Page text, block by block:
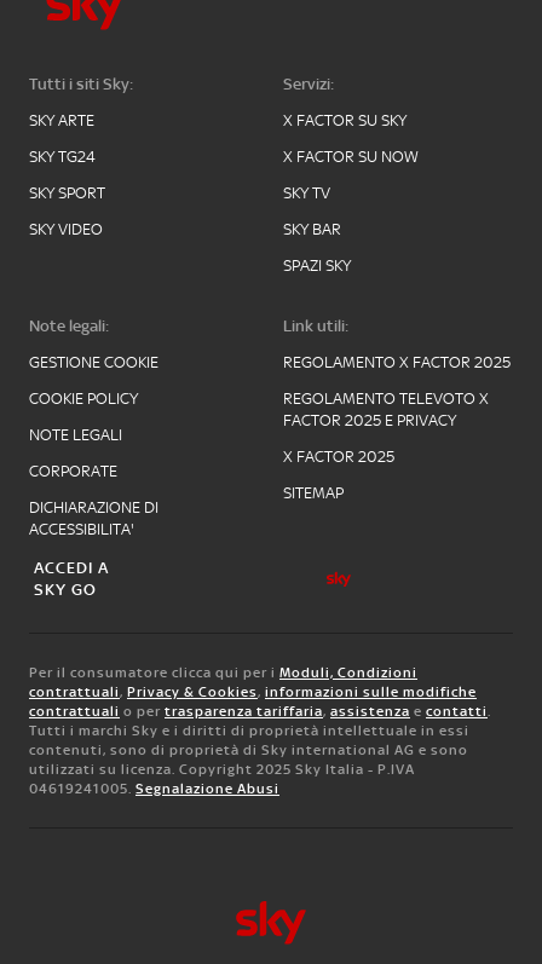
Tutti i siti Sky:
SKY ARTE
SKY TG24
SKY SPORT
SKY VIDEO
Servizi:
X FACTOR SU SKY
X FACTOR SU NOW
SKY TV
SKY BAR
SPAZI SKY
Note legali:
GESTIONE COOKIE
COOKIE POLICY
NOTE LEGALI
CORPORATE
DICHIARAZIONE DI
ACCESSIBILITA'
Link utili:
REGOLAMENTO X FACTOR 2025
REGOLAMENTO TELEVOTO X
FACTOR 2025 E PRIVACY
X FACTOR 2025
SITEMAP
ACCEDI A
SKY GO
Per il consumatore clicca qui per i Moduli, Condizioni
contrattuali, Privacy & Cookies, informazioni sulle modifiche
contrattuali o per trasparenza tariffaria, assistenza e contatti.
Tutti i marchi Sky e i diritti di proprietà intellettuale in essi
contenuti, sono di proprietà di Sky international AG e sono
utilizzati su licenza. Copyright 2025 Sky Italia - P.IVA
04619241005. Segnalazione Abusi